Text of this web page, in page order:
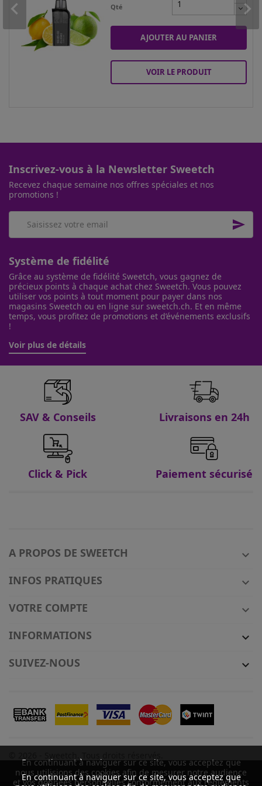
En continuant à naviguer sur ce site, vous acceptez que
nous utilisions des cookies afin de mesurer notre audience
et vos données personnelles conformément aux règlements
Qté
AJOUTER AU PANIER
VOIR LE PRODUIT
Inscrivez-vous à la Newsletter Sweetch
Recevez chaque semaine nos offres spéciales et nos
promotions !

Système de fidélité
Grâce au système de fidélité Sweetch, vous gagnez de
précieux points à chaque achat chez Sweetch. Vous pouvez
utiliser vos points à tout moment pour payer dans nos
magasins Sweetch ou en ligne sur sweetch.ch. Et en même
temps, vous profitez de promotions et d’événements exclusifs
!
Voir plus de détails
SAV & Conseils Livraisons en 24h
Click & Pick Paiement sécurisé
A PROPOS DE SWEETCH

INFOS PRATIQUES

VOTRE COMPTE

INFORMATIONS

SUIVEZ-NOUS

En continuant à naviguer sur ce site, vous acceptez que